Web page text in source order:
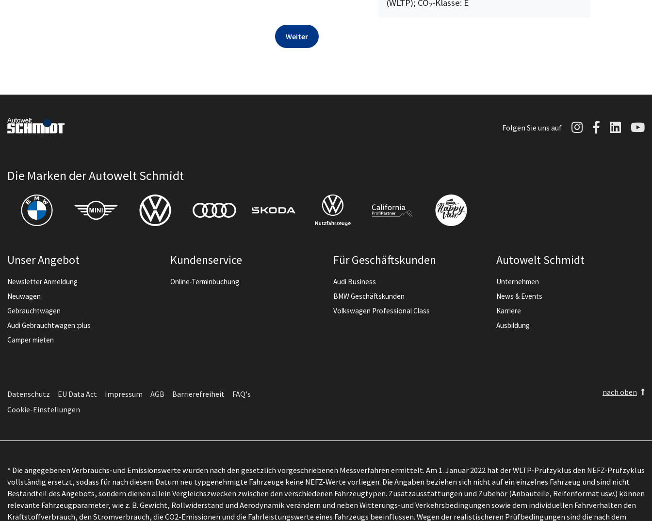
Weiter
(WLTP); CO2-Klasse: E
Folgen Sie uns auf Autowelt
Die Marken der Autowelt Schmidt
Unser Angebot
Newsletter Anmeldung
Neuwagen
Gebrauchtwagen
Audi Gebrauchtwagen :plus
Camper mieten
Kundenservice
Online-Terminbuchung
Für Geschäftskunden
Audi Business
BMW Geschäftskunden
Volkswagen Professional Class
Autowelt Schmidt
Unternehmen
News & Events
Karriere
Ausbildung
Datenschutz EU Data Act Impressum AGB Barrierefreiheit
FAQ's
Cookie-Einstellungen
nach oben
* Die angegebenen Verbrauchs-und Emissionswerte wurden nach den gesetzlich vorgeschriebenen Messverfahren ermittelt. Am 1. Januar 2022 hat der WLTP-Prüfzyklus den NEFZ-Prüfzyklus
vollständig ersetzt, sodass für nach diesem Datum neu typgenehmigte Fahrzeuge keine NEFZ-Werte vorliegen. Die Angaben beziehen sich nicht auf ein einzelnes Fahrzeug und sind nicht
Bestandteil des Angebots, sondern dienen allein Vergleichszwecken zwischen den verschiedenen Fahrzeugtypen. Zusatzausstattungen und Zubehör (Anbauteile, Reifenformat usw.) können
relevante Fahrzeugparameter, wie z. B. Gewicht, Rollwiderstand und Aerodynamik verändern und neben Witterungs-und Verkehrsbedingungen sowie dem individuellen Fahrverhalten den
Kraftstoffverbrauch, den Stromverbrauch, die CO2-Emissionen und die Fahrleistungswerte eines Fahrzeugs beeinflussen. Wegen der realistischeren Prüfbedingungen sind die nach dem